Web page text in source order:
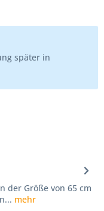
später in
der Größe von 65 cm
mehr